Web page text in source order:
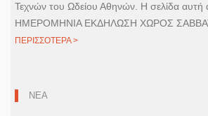
Τεχνών του Ωδείου Αθηνών. Η σελίδα αυτή
ΗΜΕΡΟΜΗΝΙΑ ΕΚΔΗΛΩΣΗ ΧΩΡΟΣ
ΠΕΡΙΣΣΟΤΕΡΑ >
ΝΕΑ